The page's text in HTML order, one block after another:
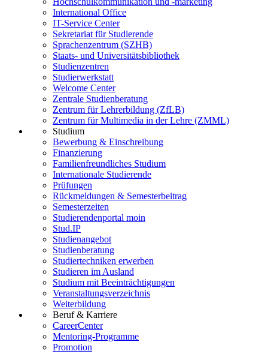
International Office
IT-Service Center
Sekretariat für Studierende
Sprachenzentrum (SZHB)
Staats- und Universitätsbibliothek
Studienzentren
Studierwerkstatt
Welcome Center
Zentrale Studienberatung
Zentrum für Lehrerbildung (ZfLB)
Zentrum für Multimedia in der Lehre (ZMML)
Studium
Bewerbung & Einschreibung
Finanzierung
Familienfreundliches Studium
Internationale Studierende
Prüfungen
Rückmeldungen & Semesterbeitrag
Semesterzeiten
Studierendenportal moin
Stud.IP
Studienangebot
Studienberatung
Studiertechniken erwerben
Studieren im Ausland
Studium mit Beeinträchtigungen
Veranstaltungsverzeichnis
Weiterbildung
Beruf & Karriere
CareerCenter
Mentoring-Programme
Promotion